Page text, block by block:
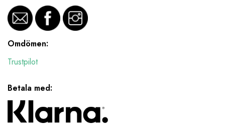
Omdömen:
Trustpilot
Betala med: